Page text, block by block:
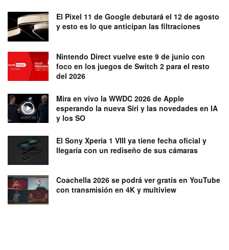
El Pixel 11 de Google debutará el 12 de agosto
y esto es lo que anticipan las filtraciones
Nintendo Direct vuelve este 9 de junio con
foco en los juegos de Switch 2 para el resto
del 2026
Mira en vivo la WWDC 2026 de Apple
esperando la nueva Siri y las novedades en IA
y los SO
El Sony Xperia 1 VIII ya tiene fecha oficial y
llegaría con un rediseño de sus cámaras
Coachella 2026 se podrá ver gratis en YouTube
con transmisión en 4K y multiview